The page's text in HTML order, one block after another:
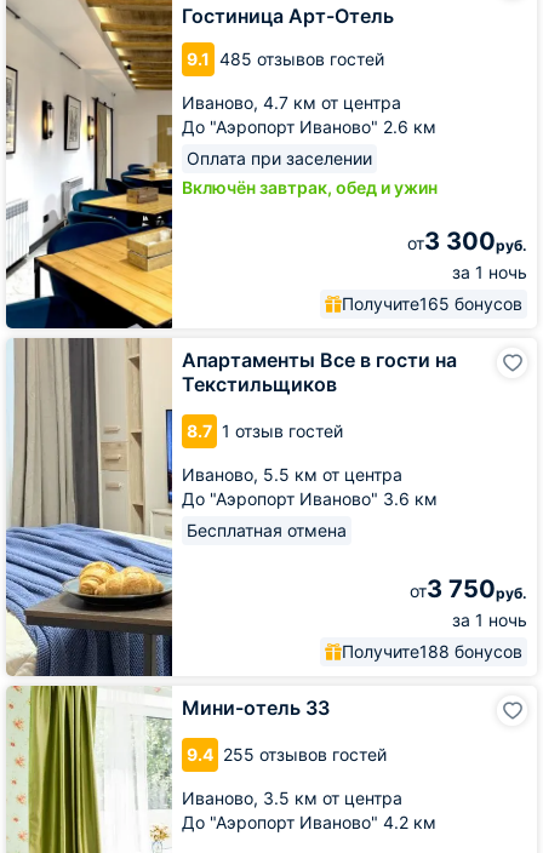
Гостиница Арт-Отель
9.1 485 отзывов гостей
Иваново, 4.7 км от центра
До "Аэропорт Иваново" 2.6 км
Оплата при заселении
Включён завтрак, обед и ужин
от3 300руб.
за 1 ночь
Получите165 бонусов
Отель
Апартаменты Все в гости на
Текстильщиков
8.7 1 отзыв гостей
Иваново, 5.5 км от центра
До "Аэропорт Иваново" 3.6 км
Бесплатная отмена
от3 750руб.
за 1 ночь
Получите188 бонусов
Апартаменты
Текстильщиков
Мини-отель 33
9.4 255 отзывов гостей
Иваново, 3.5 км от центра
До "Аэропорт Иваново" 4.2 км
Мини-
отель
33